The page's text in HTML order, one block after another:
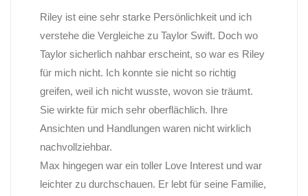
Riley ist eine sehr starke Persönlichkeit und ich
verstehe die Vergleiche zu Taylor Swift. Doch wo
Taylor sicherlich nahbar erscheint, so war es Riley
für mich nicht. Ich konnte sie nicht so richtig
greifen, weil ich nicht wusste, wovon sie träumt.
Sie wirkte für mich sehr oberflächlich. Ihre
Ansichten und Handlungen waren nicht wirklich
nachvollziehbar.
Max hingegen war ein toller Love Interest und war
leichter zu durchschauen. Er lebt für seine Familie,